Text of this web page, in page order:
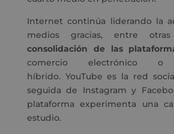
Internet continúa liderando la
medios gracias, entre
consolidación de las
comercio electrónico
híbrido. YouTube es la red
seguida de Instagram y
plataforma experimenta una
estudio.